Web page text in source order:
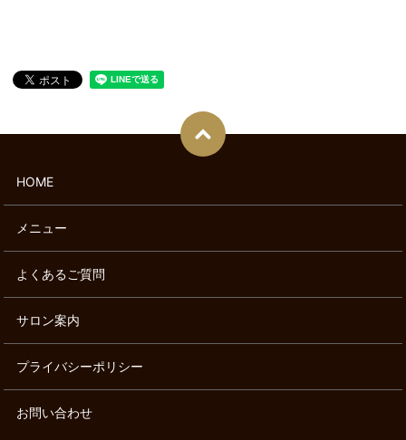
HOME
メニュー
よくあるご質問
サロン案内
プライバシーポリシー
お問い合わせ